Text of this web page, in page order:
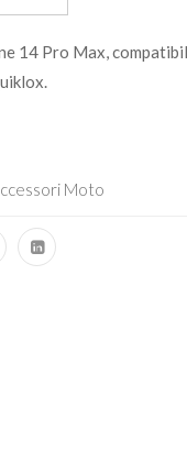
14 Pro Max,
Moto